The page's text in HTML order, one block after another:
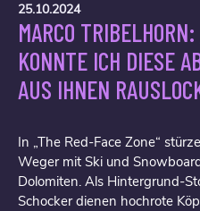
25.10.2024
MARCO
KONNTE ICH DIESE
AUS IHNEN
In „The Red-Face Zone“
Weger mit Ski und
Dolomiten. Als Hintergrund-
Schocker dienen hochrote